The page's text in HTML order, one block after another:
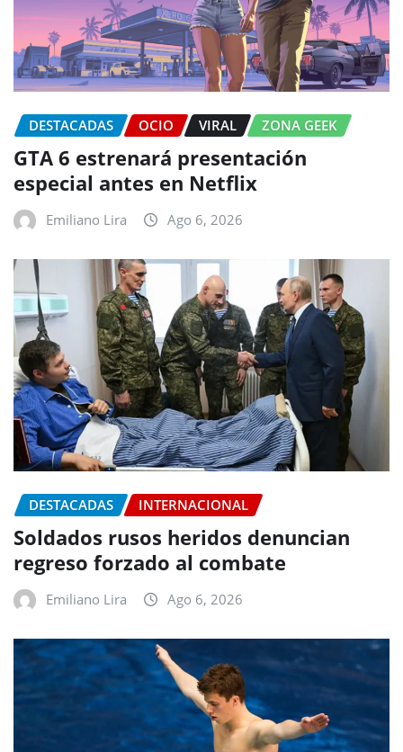
DESTACADAS OCIO VIRAL ZONA GEEK
GTA 6 estrenará presentación
especial antes en Netflix
Emiliano Lira Ago 6, 2026
DESTACADAS INTERNACIONAL
Soldados rusos heridos denuncian
regreso forzado al combate
Emiliano Lira Ago 6, 2026